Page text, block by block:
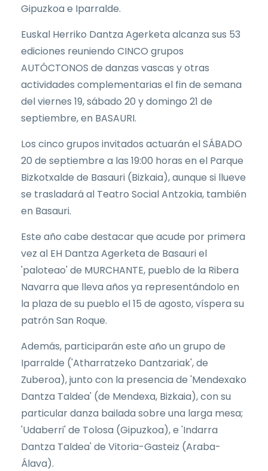
Gipuzkoa e Iparralde.
Euskal Herriko Dantza Agerketa alcanza sus 53
ediciones reuniendo CINCO grupos
AUTÓCTONOS de danzas vascas y otras
actividades complementarias el fin de semana
del viernes 19, sábado 20 y domingo 21 de
septiembre, en BASAURI.
Los cinco grupos invitados actuarán el SÁBADO
20 de septiembre a las 19:00 horas en el Parque
Bizkotxalde de Basauri (Bizkaia), aunque si llueve
se trasladará al Teatro Social Antzokia, también
en Basauri.
Este año cabe destacar que acude por primera
vez al EH Dantza Agerketa de Basauri el
'paloteao' de MURCHANTE, pueblo de la Ribera
Navarra que lleva años ya representándolo en
la plaza de su pueblo el 15 de agosto, víspera su
patrón San Roque.
Además, participarán este año un grupo de
Iparralde ('Atharratzeko Dantzariak', de
Zuberoa), junto con la presencia de 'Mendexako
Dantza Taldea' (de Mendexa, Bizkaia), con su
particular danza bailada sobre una larga mesa;
'Udaberri' de Tolosa (Gipuzkoa), e 'Indarra
Dantza Taldea' de Vitoria-Gasteiz (Araba-
Álava).